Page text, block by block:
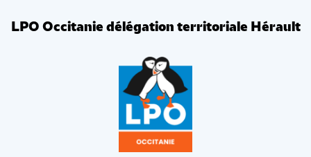
LPO Occitanie délégation territoriale Hérault